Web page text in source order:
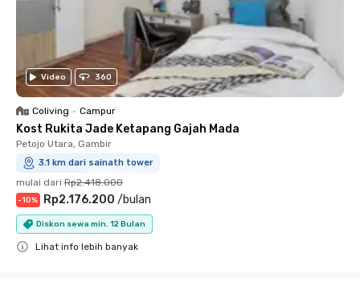
Video 360
Coliving • Campur
Kost Rukita Jade Ketapang Gajah Mada
Petojo Utara, Gambir
3.1 km dari sainath tower
mulai dari Rp2.418.000
-10% Rp2.176.200 /bulan
Diskon sewa min. 12 Bulan
Lihat info lebih banyak